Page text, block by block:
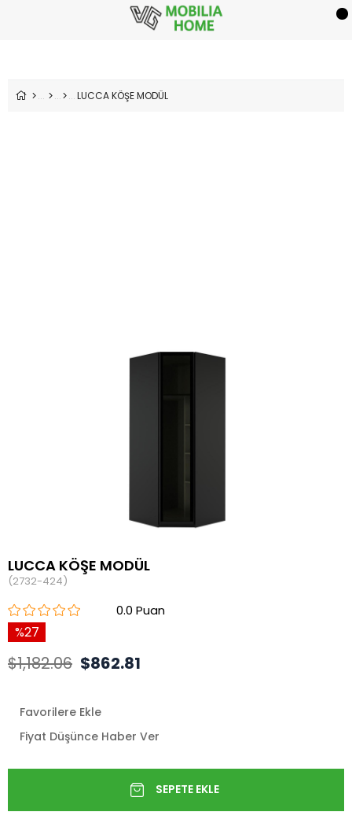
LUCCA KÖŞE MODÜL
LUCCA KÖŞE MODÜL
(2732-424)
0.0
27
$1,182.06 $862.81
Favorilere Ekle
Fiyat Düşünce Haber Ver